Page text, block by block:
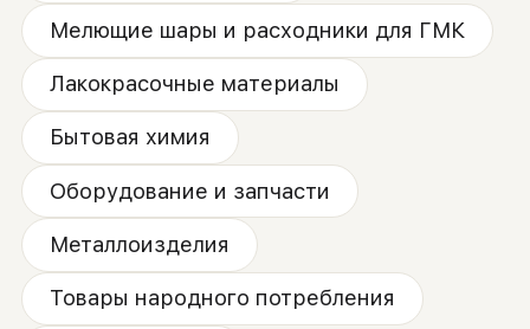
Мелющие шары и расходники для ГМК
Лакокрасочные материалы
Бытовая химия
Оборудование и запчасти
Металлоизделия
Товары народного потребления